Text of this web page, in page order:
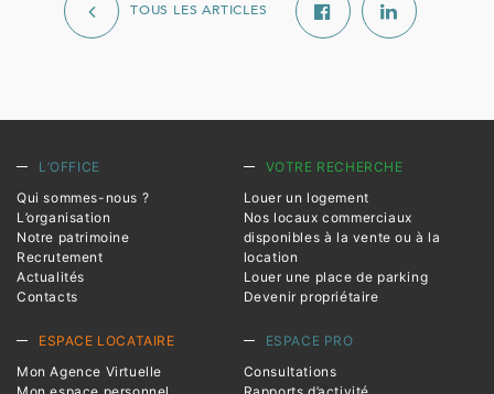
TOUS LES ARTICLES
L’OFFICE
Qui sommes-nous ?
L’organisation
Notre patrimoine
Recrutement
Actualités
Contacts
VOTRE RECHERCHE
Louer un logement
Nos locaux commerciaux
disponibles à la vente ou à la
location
Louer une place de parking
Devenir propriétaire
ESPACE LOCATAIRE
Mon Agence Virtuelle
ESPACE PRO
Consultations